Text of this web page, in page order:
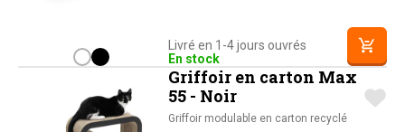
Livré en 1-4 jours ouvrés
En stock
Griffoir en carton Max
55 - Noir
Griffoir modulable en carton recyclé